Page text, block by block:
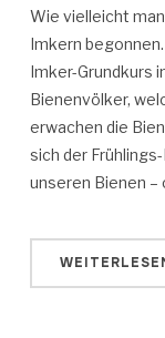
Wie vielleicht
Imkern
Imker-Grundkurs
Bienenvölker,
erwachen die
sich der
unseren Bienen –